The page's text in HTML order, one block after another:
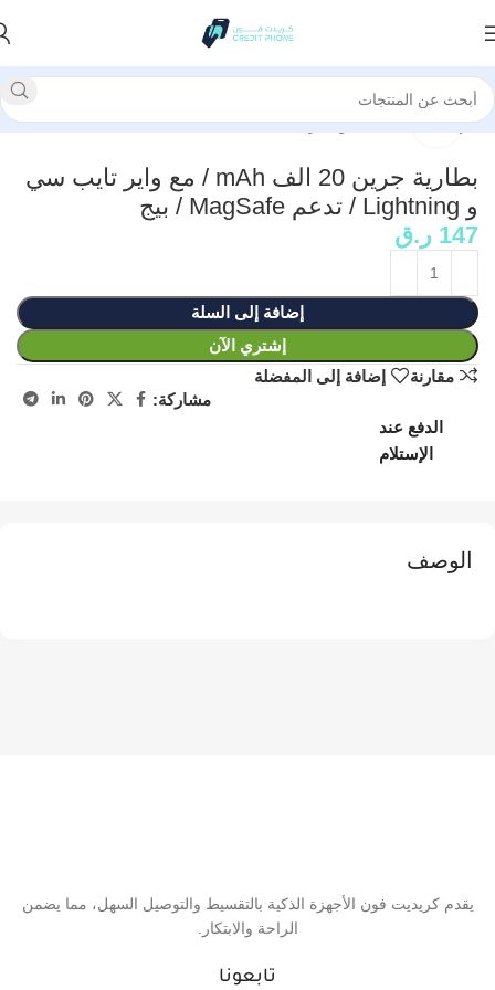
الرئيسية بنك طاقة وبطارية
انقر للتكبير
بطارية جرين 20 الف mAh / مع واير تايب سي
و Lightning / تدعم MagSafe / بيج
147 ر.ق
إضافة إلى السلة
إشتري الآن
مقارنة
إضافة إلى المفضلة
مشاركة:
الدفع عند
الإستلام
الوصف
يقدم كريديت فون الأجهزة الذكية بالتقسيط والتوصيل السهل، مما يضمن
الراحة والابتكار.
تابعونا